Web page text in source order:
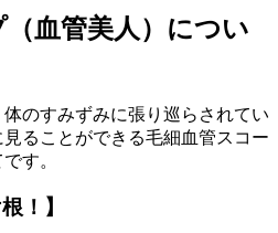
血管美人）につい
のすみずみに張り巡らされてい
ることができる毛細血管スコー
す。
！】